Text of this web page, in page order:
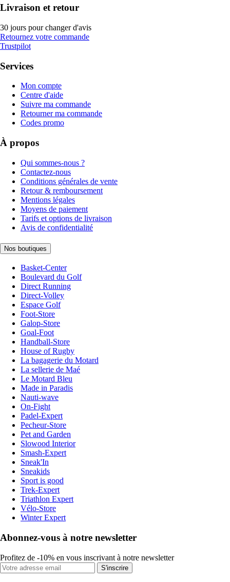
Livraison et retour
30 jours pour changer d'avis
Retournez votre commande
Trustpilot
Services
Mon compte
Centre d'aide
Suivre ma commande
Retourner ma commande
Codes promo
À propos
Qui sommes-nous ?
Contactez-nous
Conditions générales de vente
Retour & remboursement
Mentions légales
Moyens de paiement
Tarifs et options de livraison
Avis de confidentialité
Nos boutiques
Basket-Center
Boulevard du Golf
Direct Running
Direct-Volley
Espace Golf
Foot-Store
Galop-Store
Goal-Foot
Handball-Store
House of Rugby
La bagagerie du Motard
La sellerie de Maé
Le Motard Bleu
Made in Paradis
Nauti-wave
On-Fight
Padel-Expert
Pecheur-Store
Pet and Garden
Slowood Interior
Smash-Expert
Sneak'In
Sneakids
Sport is good
Trek-Expert
Triathlon Expert
Vélo-Store
Winter Expert
Abonnez-vous à notre newsletter
Profitez de -10% en vous inscrivant à notre newsletter
S'inscrire